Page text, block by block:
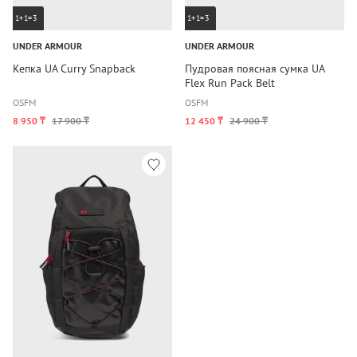
1+1=3
UNDER ARMOUR
Кепка UA Curry Snapback
OSFM
8 950 ₸ 17 900 ₸
1+1=3
UNDER ARMOUR
Пудровая поясная сумка UA
Flex Run Pack Belt
OSFM
12 450 ₸ 24 900 ₸